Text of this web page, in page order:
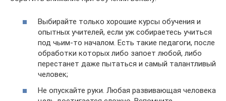
Выбирайте только хорошие курсы обучения и
опытных учителей, если уж собираетесь учиться
под чьим-то началом. Есть такие педагоги, после
обработки которых либо запоет любой, либо
перестанет даже пытаться и самый талантливый
человек;
Не опускайте руки. Любая развивающая человека